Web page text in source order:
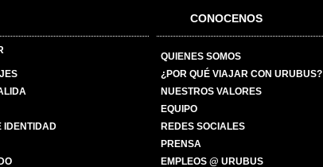
IDENTIDAD
CONOCENOS
QUIENES SOMOS
¿POR QUÉ VIAJAR CON URUBUS?
NUESTROS VALORES
EQUIPO
REDES SOCIALES
PRENSA
EMPLEOS @ URUBUS